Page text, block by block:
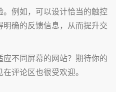
例如，可以设计恰当的触控
确的反馈信息，从而提升交
不同屏幕的网站？期待你的
评论区也很受欢迎。